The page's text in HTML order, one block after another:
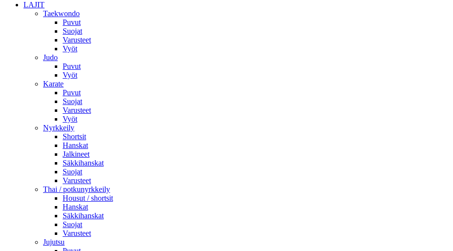
LAJIT
Taekwondo
Puvut
Suojat
Varusteet
Vyöt
Judo
Puvut
Vyöt
Karate
Puvut
Suojat
Varusteet
Vyöt
Nyrkkeily
Shortsit
Hanskat
Jalkineet
Säkkihanskat
Suojat
Varusteet
Thai / potkunyrkkeily
Housut / shortsit
Hanskat
Säkkihanskat
Suojat
Varusteet
Jujutsu